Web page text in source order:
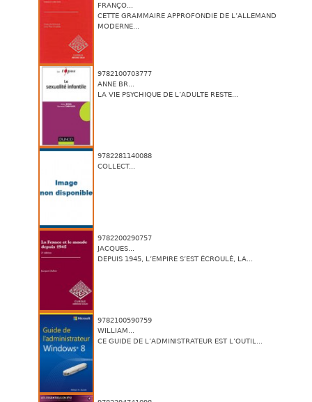
FRANÇO...
CETTE GRAMMAIRE APPROFONDIE DE L’ALLEMAND
MODERNE...
9782100703777
ANNE BR...
LA VIE PSYCHIQUE DE L’ADULTE RESTE...
9782281140088
COLLECT...
9782200290757
JACQUES...
DEPUIS 1945, L’EMPIRE S’EST ÉCROULÉ, LA...
9782100590759
WILLIAM...
CE GUIDE DE L’ADMINISTRATEUR EST L’OUTIL...